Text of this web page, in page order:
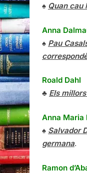
♠ Quan cau
Anna
♠ Pau
Roald Dahl
♣ Els
Anna Maria
♠ Salvador
germana.
Ramon